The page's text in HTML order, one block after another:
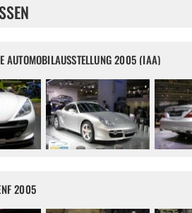
AUTOMOBILAUSSTELLUNG 2005 (IAA)
2005